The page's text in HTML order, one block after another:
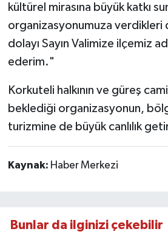
kültürel mirasına büyük katkı
organizasyonumuza verdikleri
dolayı Sayın Valimize ilçemiz
ederim."
Korkuteli halkının ve güreş
beklediği organizasyonun,
turizmine de büyük canlılık
Kaynak: Haber Merkezi
Bunlar da ilginizi çekebilir